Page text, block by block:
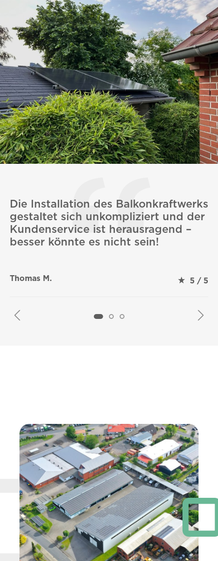
Die Installation des Balkonkraftwerks
gestaltet sich unkompliziert und der
Kundenservice ist herausragend –
besser könnte es nicht sein!
Thomas M. 5 / 5